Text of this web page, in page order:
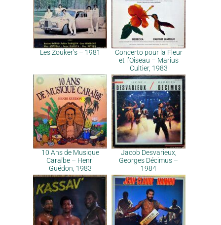
Les Zouker’s – 1981
Concerto pour la Fleur
et l’Oiseau – Marius
Cultier, 1983
10 Ans de Musique
Caraïbe – Henri
Guédon, 1983
Jacob Desvarieux,
Georges Décimus –
1984